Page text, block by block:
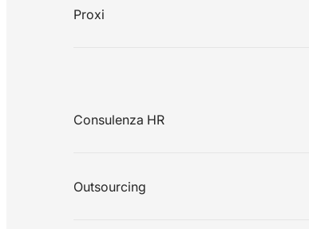
Proxi
Consulenza HR
Outsourcing